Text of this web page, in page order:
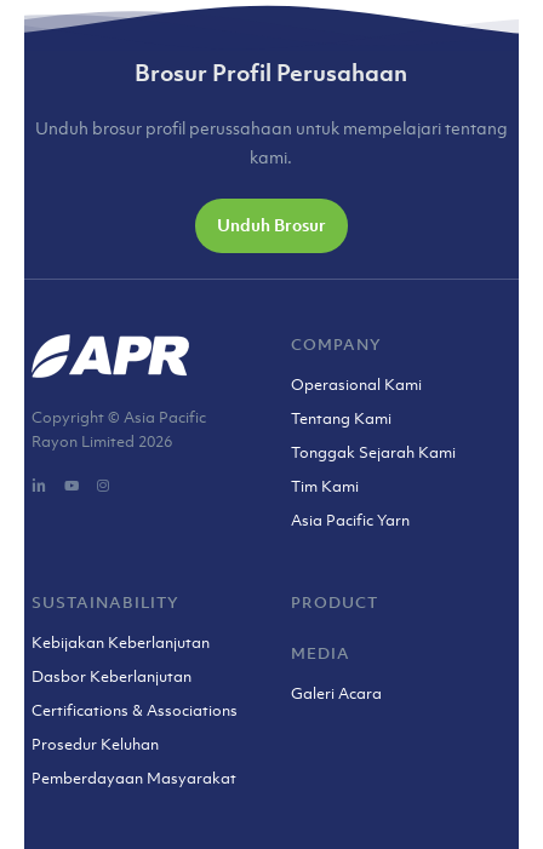
Brosur Profil Perusahaan
Unduh brosur profil perussahaan untuk mempelajari tentang
kami.
Unduh Brosur
Copyright © Asia Pacific
Rayon Limited 2026
COMPANY
Operasional Kami
Tentang Kami
Tonggak Sejarah Kami
Tim Kami
Asia Pacific Yarn
SUSTAINABILITY
Kebijakan Keberlanjutan
Dasbor Keberlanjutan
Certifications & Associations
Prosedur Keluhan
Pemberdayaan Masyarakat
PRODUCT
MEDIA
Galeri Acara